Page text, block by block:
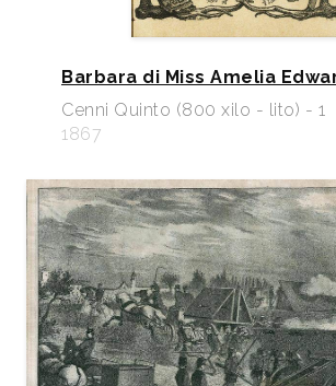
Barbara di Miss Amelia
Cenni Quinto (800 xilo - lito) - 1
1867